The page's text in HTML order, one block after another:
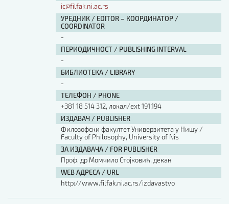
ic@filfak.ni.ac.rs
УРЕДНИК / EDITOR – КООРДИНАТОР /
COORDINATOR
-
ПЕРИОДИЧНОСТ / PUBLISHING INTERVAL
-
БИБЛИОТЕКА / LIBRARY
-
ТЕЛЕФОН / PHONE
+381 18 514 312, локал/ext 191,194
ИЗДАВАЧ / PUBLISHER
Филозофски факултет Универзитета у Нишу /
Faculty of Philosophy, University of Nis
ЗА ИЗДАВАЧА / FOR PUBLISHER
Проф. др Момчило Стојковић, декан
WEB АДРЕСА / URL
http://www.filfak.ni.ac.rs/izdavastvo